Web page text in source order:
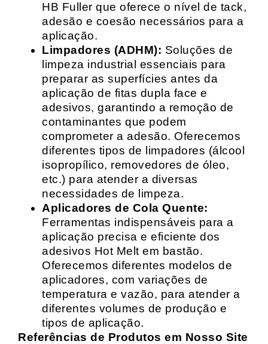
HB Fuller que oferece o nível de tack,
adesão e coesão necessários para a
aplicação.
Limpadores (ADHM): Soluções de
limpeza industrial essenciais para
preparar as superfícies antes da
aplicação de fitas dupla face e
adesivos, garantindo a remoção de
contaminantes que podem
comprometer a adesão. Oferecemos
diferentes tipos de limpadores (álcool
isopropílico, removedores de óleo,
etc.) para atender a diversas
necessidades de limpeza.
Aplicadores de Cola Quente:
Ferramentas indispensáveis para a
aplicação precisa e eficiente dos
adesivos Hot Melt em bastão.
Oferecemos diferentes modelos de
aplicadores, com variações de
temperatura e vazão, para atender a
diferentes volumes de produção e
tipos de aplicação.
Referências de Produtos em Nosso Site